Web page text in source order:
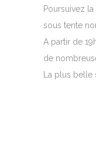
Poursuivez
sous tente
A partir de
de
La plus belle